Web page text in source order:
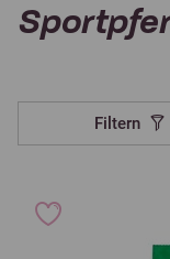
Filtern